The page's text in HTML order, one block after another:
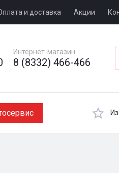
и доставка Акции
Интернет-магазин
8 (8332) 466-466